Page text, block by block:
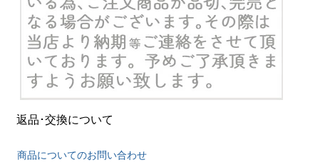
返品･交換について
商品についてのお問い合わせ